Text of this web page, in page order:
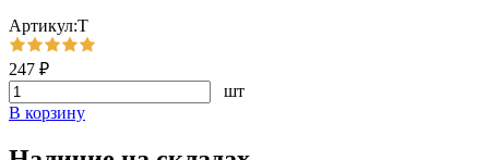
Артикул:Т
247 ₽
шт
В корзину